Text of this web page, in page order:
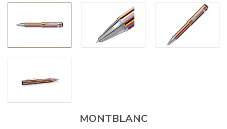
MONTBLANC